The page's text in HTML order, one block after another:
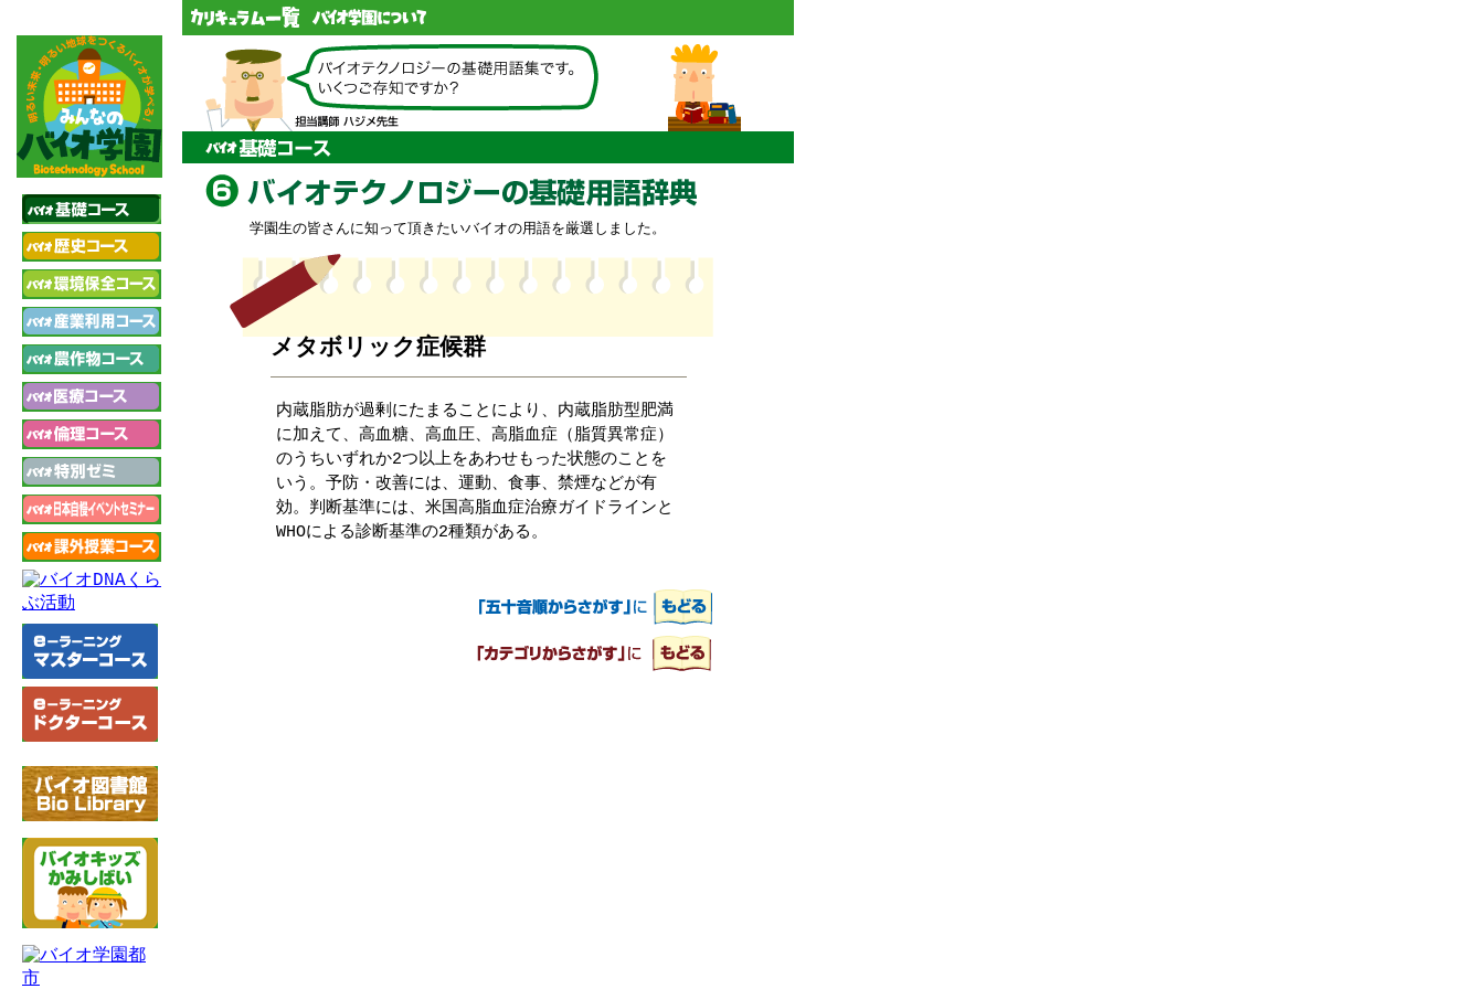
学園生の皆さんに知って頂きたいバイオの用語を厳選しました。
メタボリック症候群
内蔵脂肪が過剰にたまることにより、内蔵脂肪型肥満
に加えて、高血糖、高血圧、高脂血症（脂質異常症）
のうちいずれか2つ以上をあわせもった状態のことを
いう。予防・改善には、運動、食事、禁煙などが有
効。判断基準には、米国高脂血症治療ガイドラインと
WHOによる診断基準の2種類がある。